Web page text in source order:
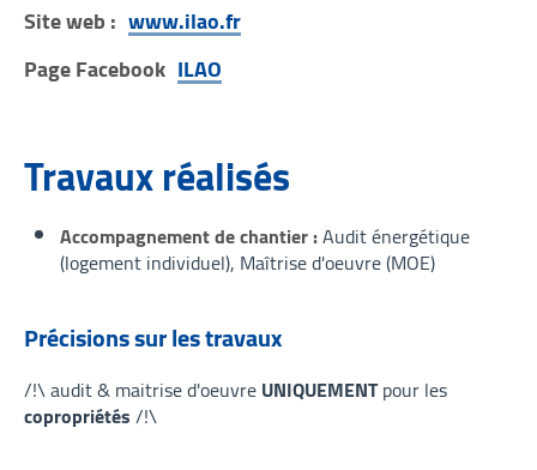
Site web : www.ilao.fr
Page Facebook ILAO
Travaux réalisés
Accompagnement de chantier Audit énergétique
(logement individuel) Maîtrise d'oeuvre (MOE)
Précisions sur les travaux
/!\ audit & maitrise d'oeuvreUNIQUEMENTpour les
copropriétés/!\